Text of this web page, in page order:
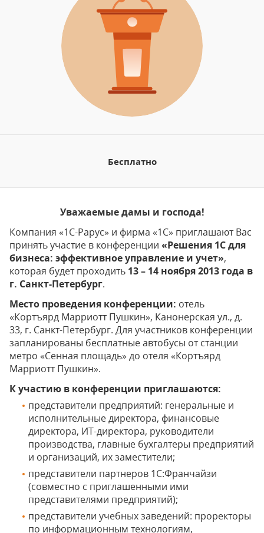
Бесплатно
Уважаемые дамы и господа!
Компания «1С-Рарус» и фирма «1С» приглашают Вас
принять участие в конференции «Решения 1С для
бизнеса: эффективное управление и учет»,
которая будет проходить 13 – 14 ноября 2013 года в
г. Санкт-Петербург.
Место проведения конференции: отель
«Кортъярд Марриотт Пушкин», Канонерская ул., д.
33, г. Санкт-Петербург. Для участников конференции
запланированы бесплатные автобусы от станции
метро «Сенная площадь» до отеля «Кортъярд
Марриотт Пушкин».
К участию в конференции приглашаются:
представители предприятий: генеральные и
исполнительные директора, финансовые
директора, ИТ-директора, руководители
производства, главные бухгалтеры предприятий
и организаций, их заместители;
представители партнеров 1С:Франчайзи
(совместно с приглашенными ими
представителями предприятий);
представители учебных заведений: проректоры
по информационным технологиям,